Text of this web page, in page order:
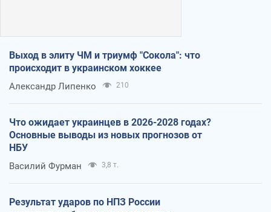
Выход в элиту ЧМ и триумф "Сокола": что
происходит в украинском хоккее
Александр Липенко 210
Что ожидает украинцев в 2026-2028 годах?
Основные выводы из новых прогнозов от
НБУ
Василий Фурман 3,8 т.
Результат ударов по НПЗ России